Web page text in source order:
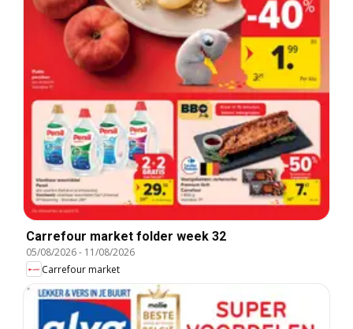
Carrefour market folder week 32
05/08/2026- 11/08/2026
Carrefour market